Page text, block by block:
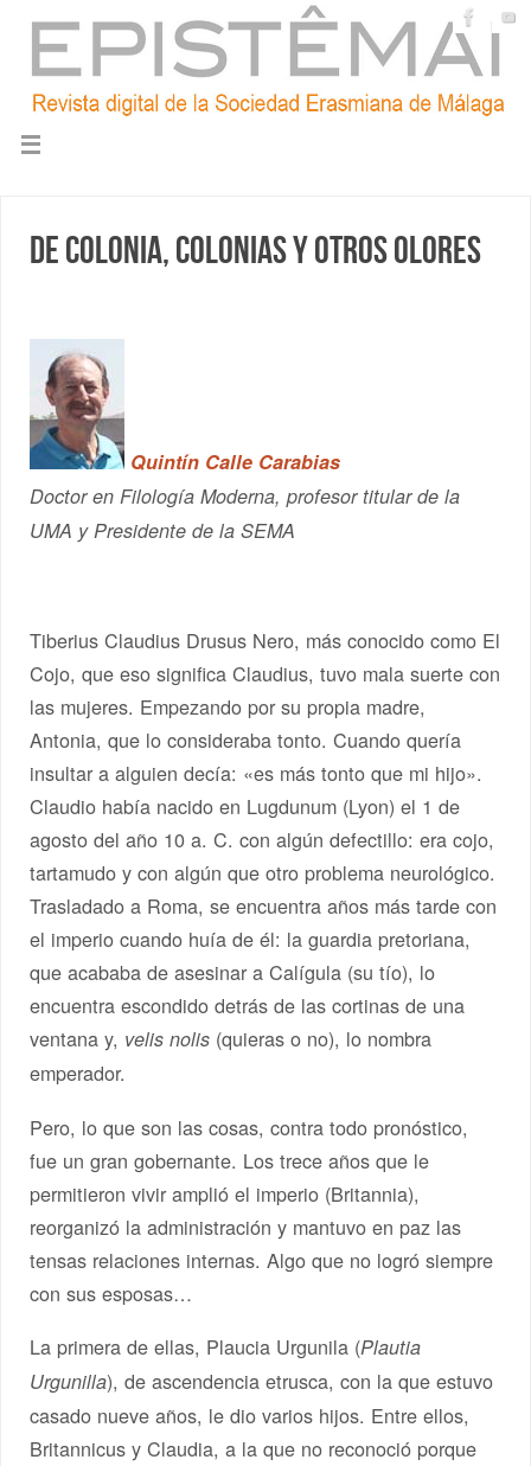
De Colonia, colonias y otros olores
Quintín Calle Carabias
Doctor en Filología Moderna, profesor titular de la
UMA y Presidente de la SEMA
Tiberius Claudius Drusus Nero, más conocido como El
Cojo, que eso significa Claudius, tuvo mala suerte con
las mujeres. Empezando por su propia madre,
Antonia, que lo consideraba tonto. Cuando quería
insultar a alguien decía: «es más tonto que mi hijo».
Claudio había nacido en Lugdunum (Lyon) el 1 de
agosto del año 10 a. C. con algún defectillo: era cojo,
tartamudo y con algún que otro problema neurológico.
Trasladado a Roma, se encuentra años más tarde con
el imperio cuando huía de él: la guardia pretoriana,
que acababa de asesinar a Calígula (su tío), lo
encuentra escondido detrás de las cortinas de una
ventana y, velis nolis (quieras o no), lo nombra
emperador.
Pero, lo que son las cosas, contra todo pronóstico,
fue un gran gobernante. Los trece años que le
permitieron vivir amplió el imperio (Britannia),
reorganizó la administración y mantuvo en paz las
tensas relaciones internas. Algo que no logró siempre
con sus esposas…
La primera de ellas, Plaucia Urgunila (Plautia
Urgunilla), de ascendencia etrusca, con la que estuvo
casado nueve años, le dio varios hijos. Entre ellos,
Britannicus y Claudia, a la que no reconoció porque